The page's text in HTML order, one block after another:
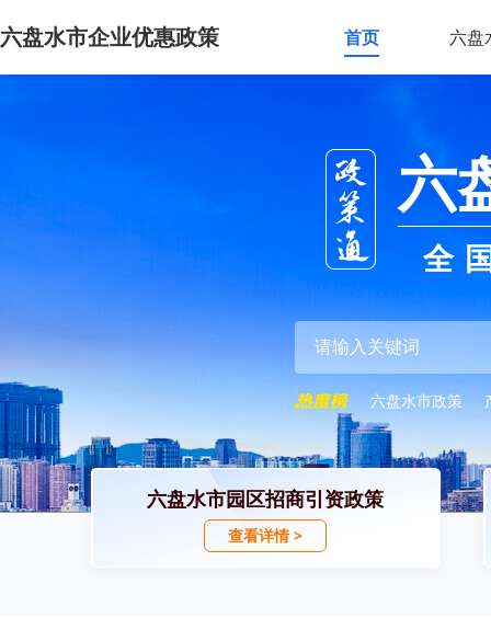
六盘水市企业优惠政策 首页 六盘
六
全
六盘水市政策
六盘水市园区招商引资政策
查看详情 >